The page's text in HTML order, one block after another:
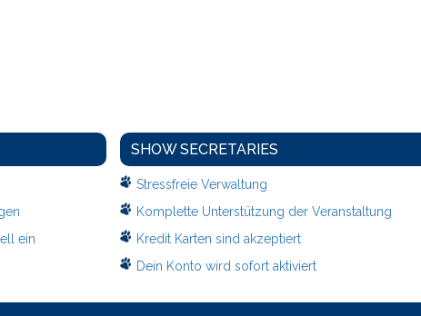
ein
SHOW SECRETARIES
Stressfreie Verwaltung
Komplette Unterstützung der Veranstaltung
Kredit Karten sind akzeptiert
Dein Konto wird sofort aktiviert